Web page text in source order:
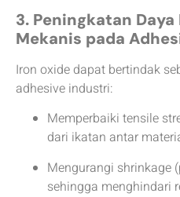
3. Peningkatan
Mekanis pada
Iron oxide dapat bertindak
adhesive industri:
Memperbaiki tensile
dari ikatan antar
Mengurangi shrinkage
sehingga menghindari